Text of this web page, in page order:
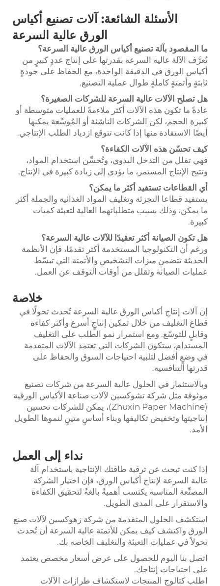
الأسئلة الشائعة: آلات تصنيع أكياس
الورق عالية السرعة
ما المقصود بآلة تصنيع أكياس الورق عالية السرعة؟
تُعرَّف الآلة عالية السرعة بقدرتها على إنتاج عددٍ كبيرٍ من
أكياس الورق في الدقيقة الواحدة، مع الحفاظ على جودةٍ
ثابتةٍ وأتمتةٍ كاملةٍ طوال عملية التصنيع.
هل تصلح الآلات عالية السرعة للشركات الصغيرة؟
عادةً ما تكون هذه الآلات أكثر ملاءمةً للعمليات متوسطة أو
كبيرة الحجم، لكن الشركات الناشئة أو المُوسِّعة يمكنها
أيضًا الاستفادة منها إذا كانت تتوقع ازدياد الطلب الإنتاجي.
كيف تحسّن هذه الآلات الكفاءة؟
فهي تقلل من التدخل اليدوي، وتُحسِّن استخدام المواد،
وتتيح الإنتاج المستمر، ما يؤدي إلى زيادة كبيرة في الإنتاج.
أي القطاعات تستفيد أكثر ما يمكن؟
يستفيد قطاعا التجزئة وتغليف المواد الغذائية والجملة أكثر
ما يمكن، وذلك بسبب متطلباتهما العالية لتعبئة كميات
كبيرة.
هل تكون الصيانة أكثر تعقيدًا للآلات عالية السرعة؟
ورغم أن التكنولوجيا المستخدمة أكثر تقدمًا، فإن الأنظمة
الحديثة تتضمن ميزات التشخيص والأتمتة التي تبسّط
عمليات الصيانة وتقلل من أوقات التوقف عن العمل.
خلاصة
إن آلات إنتاج أكياس الورق عالية السرعة تُحدث تحولًا في
قطاع التغليف من خلال تمكين إنتاجٍ أسرع وأكثر كفاءة
وقابلٍ للتوسّع. ومع استمرار نمو الطلب على التغليف
المستدام، ستكون الشركات التي تعتمد الآلات المتقدمة
في وضعٍ أفضل لتلبية احتياجات السوق والحفاظ على
قدرتها التنافسية.
وبالاستثمار في الحلول عالية السرعة من شركات تصنيع
موثوقة مثل شركة تشوكسين لآلات صناعة الأكياس الورقية
(Zhuxin Paper Machine)، يمكن للشركات تحسين
إنتاجيتها وتخفيض تكاليفها وبناء أساسٍ متينٍ لنموها الطويل
الأمد.
نداء إلى العمل
إذا كنت تبحث عن ترقية طاقتك الإنتاجية باستخدام آلة
عالية السرعة لإنتاج أكياس الورق، فإن اختيار الشركة
المصنِّعة المناسبة يكتسب أهميةً بالغةً لتحقيق الكفاءة
والاستقرار على المدى الطويل.
استكشف الحلول المتقدمة من شركة زهوكسين لآلات صنع
الورق واكتشف كيف يمكن للأتمتة عالية السرعة أن تُحدث
تحولاً في عمليات التعبئة والتغليف الخاصة بك.
اتصل بنا اليوم للحصول على عرض أسعار مخصص يعتمد
على احتياجات إنتاجك.
اطلب كتالوج المنتجات لاستكشاف طرازات الآلات